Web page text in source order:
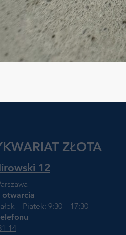
ZŁOTA
12
otwarcia
– Piątek: 9:30 – 17:30
14